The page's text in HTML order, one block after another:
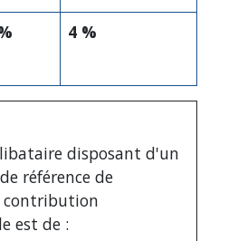
4 %
disposant d'un
référence de
contribution
est de :